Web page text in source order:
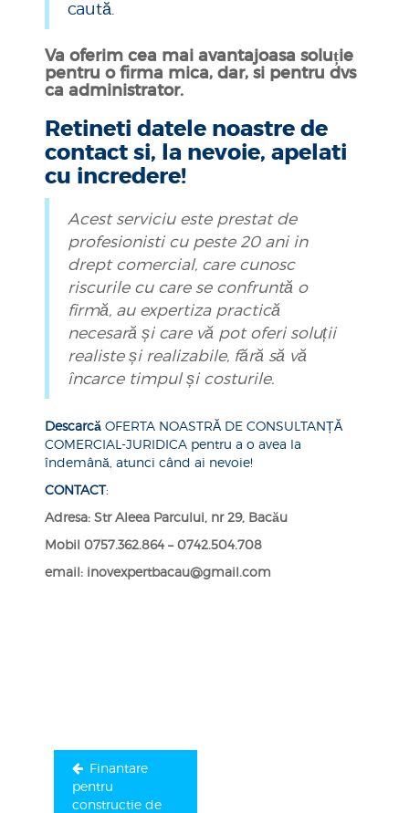
caută.
Va oferim cea mai avantajoasa soluție
pentru o firma mica, dar, si pentru dvs
ca administrator.
Retineti datele noastre de
contact si, la nevoie, apelati
cu incredere!
Acest serviciu este prestat de
profesionisti cu peste 20 ani in
drept comercial, care cunosc
riscurile cu care se confruntă o
firmă, au expertiza practică
necesară și care vă pot oferi soluții
realiste și realizabile, fără să vă
încarce timpul și costurile.
Descarcă OFERTA NOASTRĂ DE CONSULTANȚĂ
COMERCIAL-JURIDICApentru a o avea la
îndemână, atunci când ai nevoie!
CONTACT:
Adresa: Str Aleea Parcului, nr 29, Bacău
Mobil 0757.362.864 – 0742.504.708
email: inovexpertbacau@gmail.com
Finantare
pentru
constructie de